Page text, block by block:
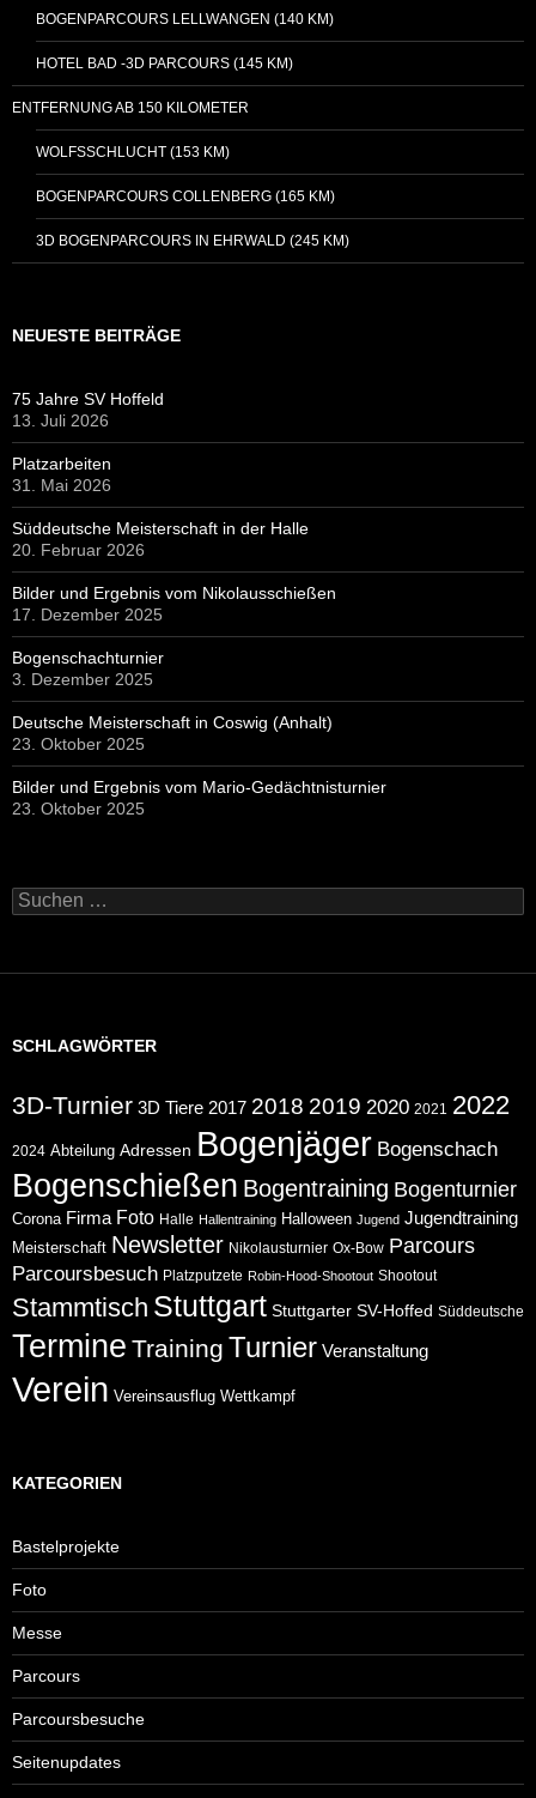
BOGENPARCOURS LELLWANGEN (140 KM)
HOTEL BAD -3D PARCOURS (145 KM)
ENTFERNUNG AB 150 KILOMETER
WOLFSSCHLUCHT (153 KM)
BOGENPARCOURS COLLENBERG (165 KM)
3D BOGENPARCOURS IN EHRWALD (245 KM)
NEUESTE BEITRÄGE
75 Jahre SV Hoffeld
13. Juli 2026
Platzarbeiten
31. Mai 2026
Süddeutsche Meisterschaft in der Halle
20. Februar 2026
Bilder und Ergebnis vom Nikolausschießen
17. Dezember 2025
Bogenschachturnier
3. Dezember 2025
Deutsche Meisterschaft in Coswig (Anhalt)
23. Oktober 2025
Bilder und Ergebnis vom Mario-Gedächtnisturnier
23. Oktober 2025
Suchen
nach:
SCHLAGWÖRTER
3D-Turnier 3D Tiere 2017 2018 2019 2020 2021 2022
2024 Abteilung Adressen Bogenjäger Bogenschach
Bogenschießen Bogentraining Bogenturnier
Corona Firma Foto Halle Hallentraining Halloween Jugend Jugendtraining
Meisterschaft Newsletter Nikolausturnier Ox-Bow Parcours
Parcoursbesuch Platzputzete Robin-Hood-Shootout Shootout
Stammtisch Stuttgart Stuttgarter SV-Hoffed Süddeutsche
Termine Training Turnier Veranstaltung
Verein Vereinsausflug Wettkampf
KATEGORIEN
Bastelprojekte
Foto
Messe
Parcours
Parcoursbesuche
Seitenupdates